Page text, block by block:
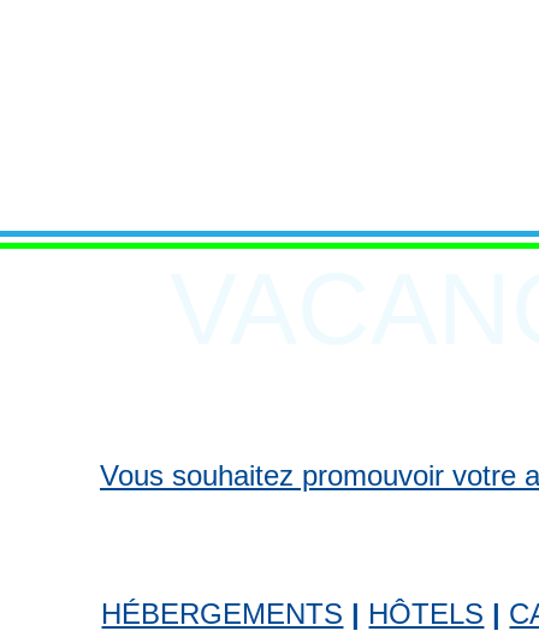
Vous souhaitez promouvoir votre
HÉBERGEMENTS | HÔTELS |